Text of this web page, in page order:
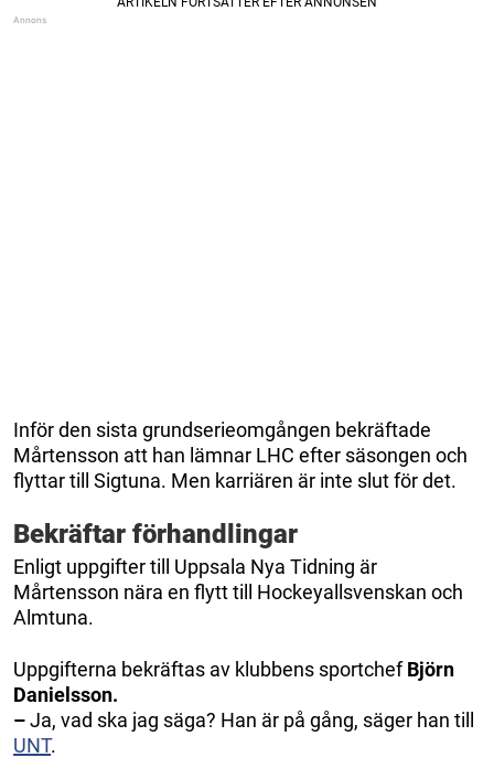
Inför den sista grundserieomgången bekräftade
Mårtensson att han lämnar LHC efter säsongen och
flyttar till Sigtuna. Men karriären är inte slut för det.
Bekräftar förhandlingar
Enligt uppgifter till Uppsala Nya Tidning är
Mårtensson nära en flytt till Hockeyallsvenskan och
Almtuna.
Uppgifterna bekräftas av klubbens sportchefBjörn
Danielsson.
–Ja, vad ska jag säga? Han är på gång, säger han till
UNT.